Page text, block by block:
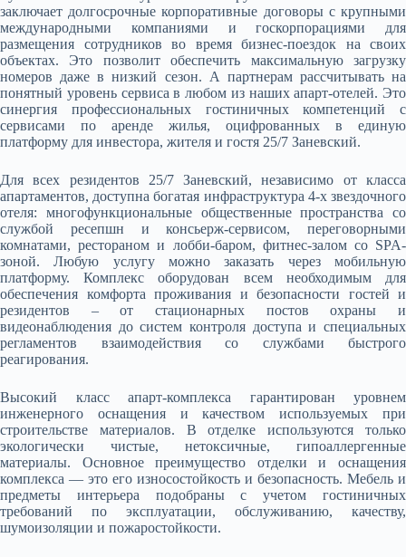
заключает долгосрочные корпоративные договоры с крупными
международными компаниями и госкорпорациями для
размещения сотрудников во время бизнес-поездок на своих
объектах. Это позволит обеспечить максимальную загрузку
номеров даже в низкий сезон. А партнерам рассчитывать на
понятный уровень сервиса в любом из наших апарт-отелей. Это
синергия профессиональных гостиничных компетенций с
сервисами по аренде жилья, оцифрованных в единую
платформу для инвестора, жителя и гостя 25/7 Заневский.
Для всех резидентов 25/7 Заневский, независимо от класса
апартаментов, доступна богатая инфраструктура 4-х звездочного
отеля: многофункциональные общественные пространства со
службой ресепшн и консьерж-сервисом, переговорными
комнатами, рестораном и лобби-баром, фитнес-залом со SPA-
зоной. Любую услугу можно заказать через мобильную
платформу. Комплекс оборудован всем необходимым для
обеспечения комфорта проживания и безопасности гостей и
резидентов – от стационарных постов охраны и
видеонаблюдения до систем контроля доступа и специальных
регламентов взаимодействия со службами быстрого
реагирования.
Высокий класс апарт-комплекса гарантирован уровнем
инженерного оснащения и качеством используемых при
строительстве материалов. В отделке используются только
экологически чистые, нетоксичные, гипоаллергенные
материалы. Основное преимущество отделки и оснащения
комплекса — это его износостойкость и безопасность. Мебель и
предметы интерьера подобраны с учетом гостиничных
требований по эксплуатации, обслуживанию, качеству,
шумоизоляции и пожаростойкости.